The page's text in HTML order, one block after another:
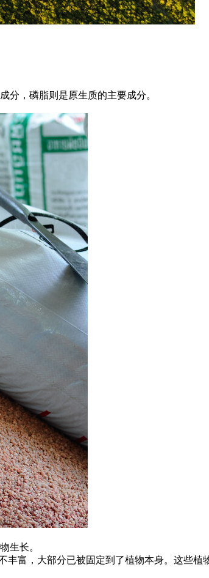
分，磷脂则是原生质的主要成分。
生长。
富，大部分已被固定到了植物本身。这